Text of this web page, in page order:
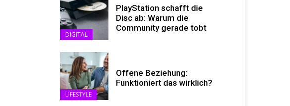
DIGITAL
PlayStation schafft die
Disc ab: Warum die
Community gerade tobt
LIFESTYLE
Offene Beziehung:
Funktioniert das wirklich?